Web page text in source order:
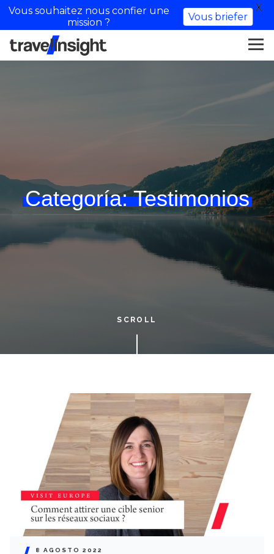
Categoría:Testimonios
SCROLL
8 AGOSTO 2022
Vous souhaitez nous confier une
mission ?
Vous briefer
X